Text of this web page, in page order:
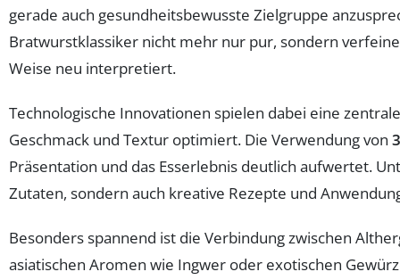
gerade auch gesundheitsbewusste Zielgruppe
Bratwurstklassiker nicht mehr nur pur, sondern
Weise neu interpretiert.
Technologische Innovationen spielen dabei eine
Geschmack und Textur optimiert. Die Verwendung von
Präsentation und das Esserlebnis deutlich aufwertet.
Zutaten, sondern auch kreative Rezepte und
Besonders spannend ist die Verbindung zwischen
asiatischen Aromen wie Ingwer oder exotischen